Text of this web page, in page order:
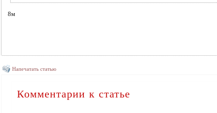
8м
Напечатать статью
Комментарии к статье